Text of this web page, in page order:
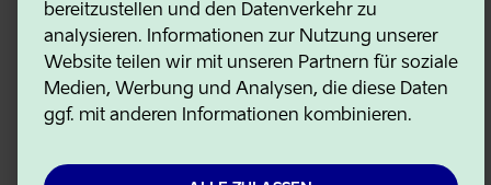
bereitzustellen und den Datenverkehr zu
analysieren. Informationen zur Nutzung unserer
Website teilen wir mit unseren Partnern für soziale
Medien, Werbung und Analysen, die diese Daten
ggf. mit anderen Informationen kombinieren.